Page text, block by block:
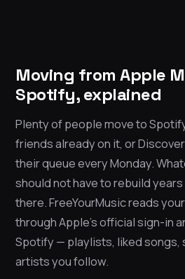
Moving from Apple
Spotify, explained
Plenty of people move to
friends already on it, or
their queue every Monday.
should not have to rebuild
there. FreeYourMusic reads
through Apple’s official sign-in
Spotify — playlists, liked songs,
artists you follow.